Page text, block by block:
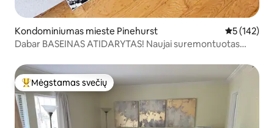
Kondominiumas mieste Pinehurst Vidutinis
5 (142)
Dabar BASEINAS ATIDARYTAS! Naujai suremontuotas
Svečių mėgstamiausias
Mėgstamas svečių